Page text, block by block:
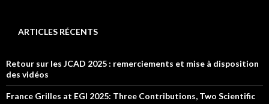
ARTICLES RÉCENTS
Retour sur les JCAD 2025 : remerciements et mise à disposition
des vidéos
France Grilles at EGI 2025: Three Contributions, Two Scientific